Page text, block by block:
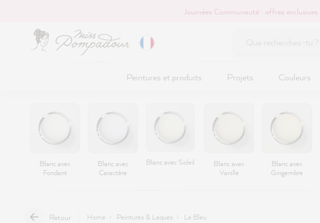
Journées Communauté : offres exclusives
Peintures et produits Projets Couleurs
Blanc avec
Fondant
Blanc avec
Caractère
Blanc avec Soleil
Blanc avec
Vanille
Blanc avec
Gingembre
Retour Home Peintures & Laques Le Bleu